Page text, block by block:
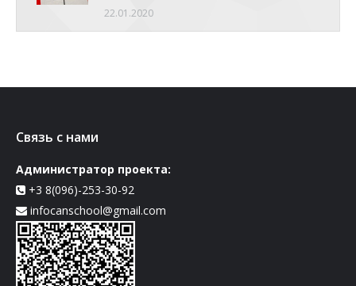
22.01.2020
Связь с нами
Администратор проекта:
+3 8(096)-253-30-92
infocanschool@gmail.com